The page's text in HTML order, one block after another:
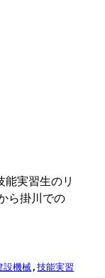
実習生のリ
ら掛川での
設機械 ,技能実習